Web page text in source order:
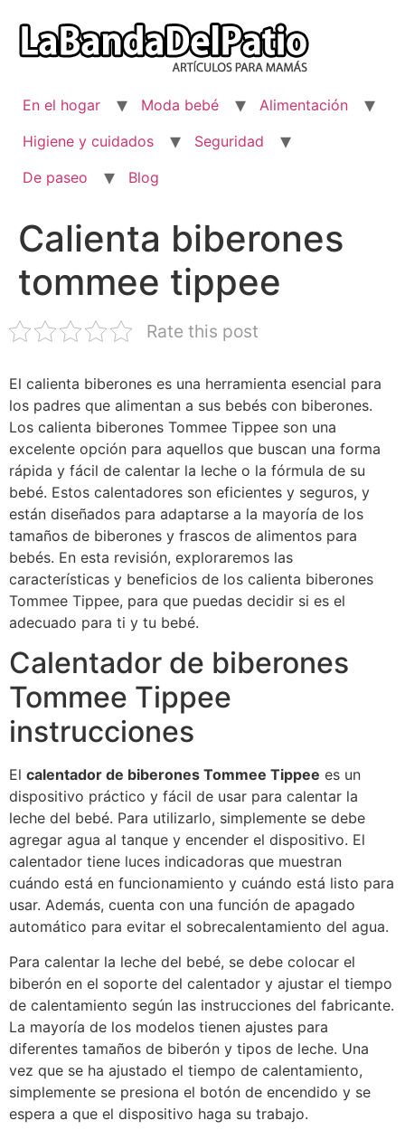
contenido
En el hogar Moda bebé
Alimentación
Higiene y cuidados
Seguridad
De paseo
Blog
Calienta biberones
tommee tippee
Rate this post
El calienta biberones es una herramienta esencial para
los padres que alimentan a sus bebés con biberones.
Los calienta biberones Tommee Tippee son una
excelente opción para aquellos que buscan una forma
rápida y fácil de calentar la leche o la fórmula de su
bebé. Estos calentadores son eficientes y seguros, y
están diseñados para adaptarse a la mayoría de los
tamaños de biberones y frascos de alimentos para
bebés. En esta revisión, exploraremos las
características y beneficios de los calienta biberones
Tommee Tippee, para que puedas decidir si es el
adecuado para ti y tu bebé.
Calentador de biberones
Tommee Tippee
instrucciones
El calentador de biberones Tommee Tippee es un
dispositivo práctico y fácil de usar para calentar la
leche del bebé. Para utilizarlo, simplemente se debe
agregar agua al tanque y encender el dispositivo. El
calentador tiene luces indicadoras que muestran
cuándo está en funcionamiento y cuándo está listo para
usar. Además, cuenta con una función de apagado
automático para evitar el sobrecalentamiento del agua.
Para calentar la leche del bebé, se debe colocar el
biberón en el soporte del calentador y ajustar el tiempo
de calentamiento según las instrucciones del fabricante.
La mayoría de los modelos tienen ajustes para
diferentes tamaños de biberón y tipos de leche. Una
vez que se ha ajustado el tiempo de calentamiento,
simplemente se presiona el botón de encendido y se
espera a que el dispositivo haga su trabajo.